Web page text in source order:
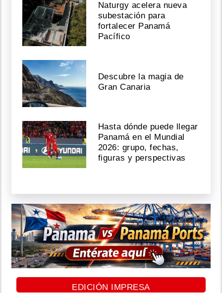
Naturgy acelera nueva
subestación para
fortalecer Panamá
Pacífico
Descubre la magia de
Gran Canaria
Hasta dónde puede llegar
Panamá en el Mundial
2026: grupo, fechas,
figuras y perspectivas
EDICIÓN IMPRESA